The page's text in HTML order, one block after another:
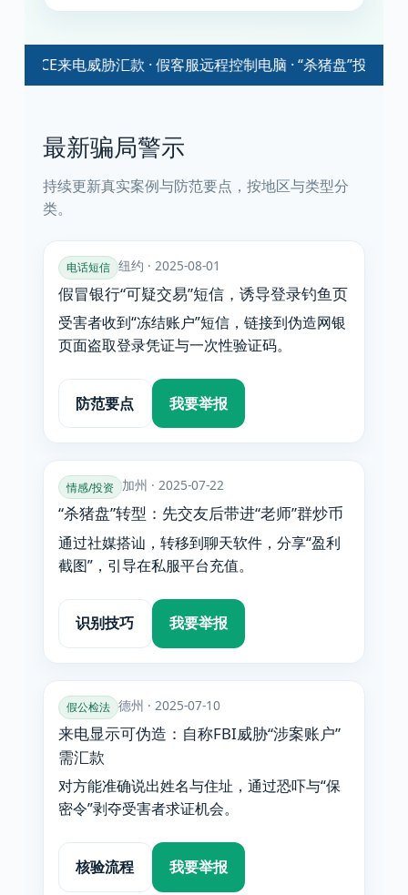
ICE来电威胁汇款 · 假客服远程控制电脑 · “杀猪盘”投
最新骗局警示
持续更新真实案例与防范要点，按地区与类型分
类。
电话短信 纽约 · 2025-08-01
假冒银行“可疑交易”短信，诱导登录钓鱼页
受害者收到“冻结账户”短信，链接到伪造网银
页面盗取登录凭证与一次性验证码。
防范要点 我要举报
情感/投资 加州 · 2025-07-22
“杀猪盘”转型：先交友后带进“老师”群炒币
通过社媒搭讪，转移到聊天软件，分享“盈利
截图”，引导在私服平台充值。
识别技巧 我要举报
假公检法 德州 · 2025-07-10
来电显示可伪造：自称FBI威胁“涉案账户”
需汇款
对方能准确说出姓名与住址，通过恐吓与“保
密令”剥夺受害者求证机会。
核验流程 我要举报